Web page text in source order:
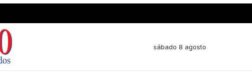
sábado 8 agosto